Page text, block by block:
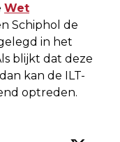
Wet
Schiphol de
in het
blijkt dat deze
kan de ILT-
optreden.